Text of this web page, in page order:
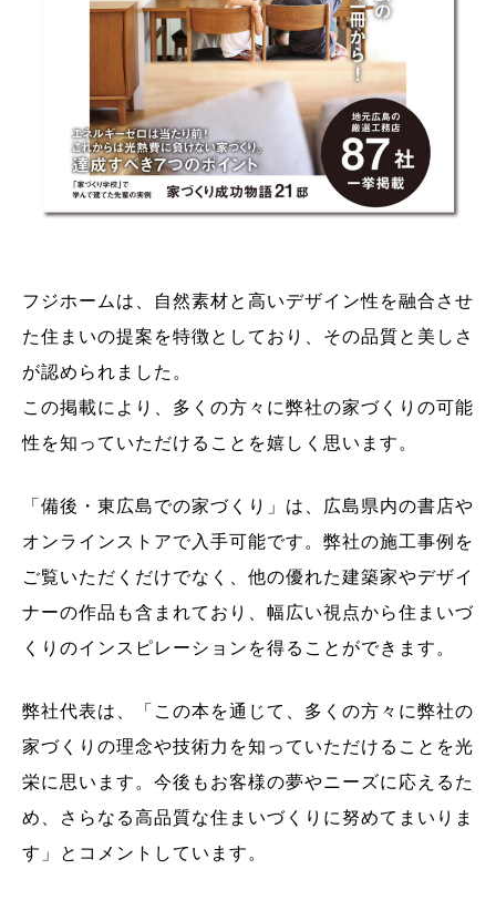
フジホームは、自然素材と高いデザイン性を融合させ
た住まいの提案を特徴としており、その品質と美しさ
が認められました。
この掲載により、多くの方々に弊社の家づくりの可能
性を知っていただけることを嬉しく思います。
「備後・東広島での家づくり」は、広島県内の書店や
オンラインストアで入手可能です。弊社の施工事例を
ご覧いただくだけでなく、他の優れた建築家やデザイ
ナーの作品も含まれており、幅広い視点から住まいづ
くりのインスピレーションを得ることができます。
弊社代表は、「この本を通じて、多くの方々に弊社の
家づくりの理念や技術力を知っていただけることを光
栄に思います。今後もお客様の夢やニーズに応えるた
め、さらなる高品質な住まいづくりに努めてまいりま
す」とコメントしています。